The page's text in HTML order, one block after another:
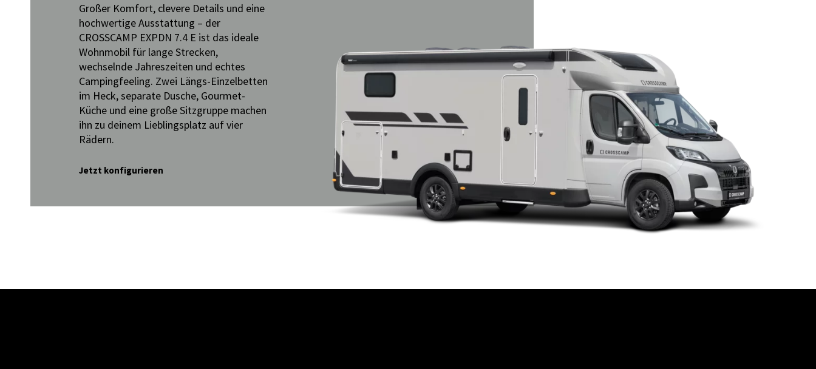
Großer Komfort, clevere Details und eine
hochwertige Ausstattung – der
CROSSCAMP EXPDN 7.4 E ist das ideale
Wohnmobil für lange Strecken,
wechselnde Jahreszeiten und echtes
Campingfeeling. Zwei Längs-Einzelbetten
im Heck, separate Dusche, Gourmet-
Küche und eine große Sitzgruppe machen
ihn zu deinem Lieblingsplatz auf vier
Rädern.
Jetzt konfigurieren